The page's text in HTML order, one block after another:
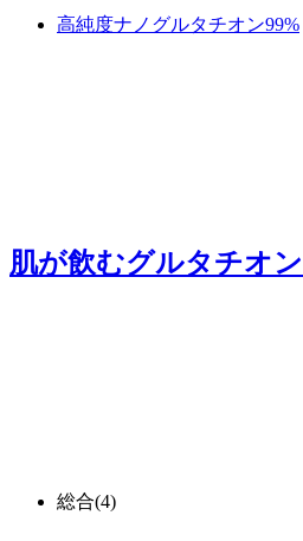
高純度ナノグルタチオン99%
肌が飲むグルタチオン
総合(4)